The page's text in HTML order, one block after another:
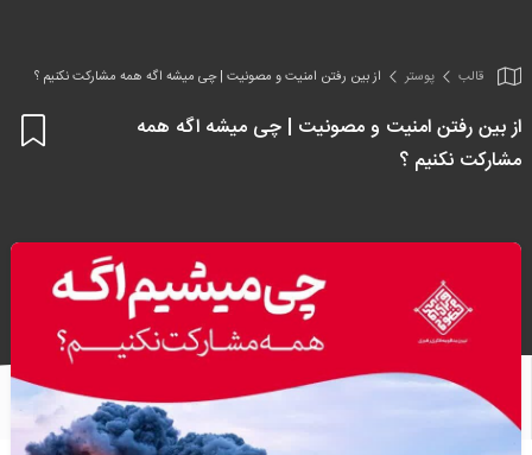
قالب پوستر از بین رفتن امنیت و مصونیت | چی میشه اگه همه مشارکت نکنیم ؟
از بین رفتن امنیت و مصونیت | چی میشه اگه همه
مشارکت نکنیم ؟